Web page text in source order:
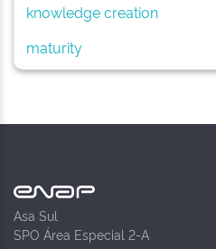
knowledge creation
maturity
Asa Sul
SPO Área Especial 2-A